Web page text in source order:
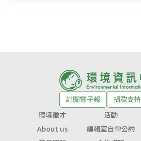
訂閱電子報
捐款支持
環境徵才
活動
About us
編輯室自律公約